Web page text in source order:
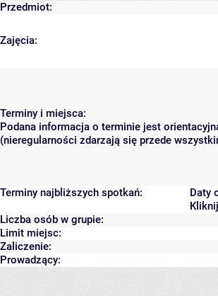
Przedmiot:
Zajęcia:
Terminy i miejsca:
Podana informacja o terminie jest
(nieregularności zdarzają się przede
Terminy najbliższych spotkań:
Daty
Liczba osób w grupie:
Limit miejsc:
Zaliczenie:
Prowadzący: